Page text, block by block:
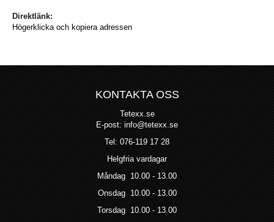
Direktlänk:
Högerklicka och kopiera adressen
KONTAKTA OSS
Tetexx.se
E-post: info@tetexx.se
Tel: 076-119 17 28
Helgfria vardagar
Måndag 10.00 - 13.00
Onsdag 10.00 - 13.00
Torsdag 10.00 - 13.00